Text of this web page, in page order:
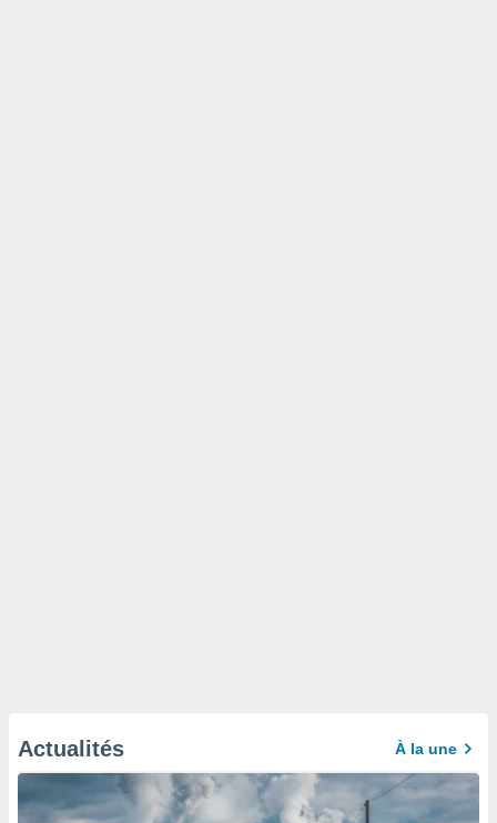
Actualités À la une